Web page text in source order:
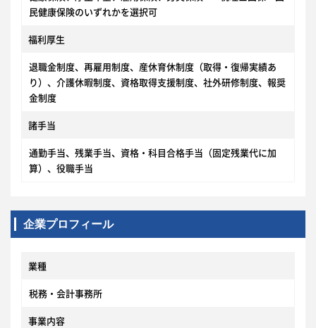
民健康保険のいずれかを選択可
福利厚生
退職金制度、再雇用制度、産休育休制度（取得・復帰実績あ
り）、介護休暇制度、資格取得支援制度、社外研修制度、報奨
金制度
諸手当
通勤手当、残業手当、資格・科目合格手当（固定残業代に加
算）、役職手当
企業プロフィール
業種
税務・会計事務所
事業内容